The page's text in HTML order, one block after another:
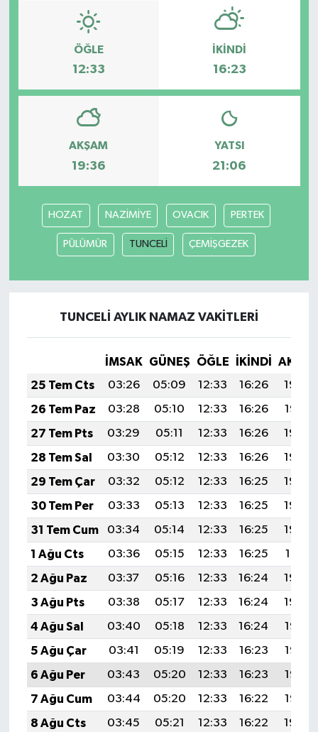
ÖĞLE
12:33
İKINDI
16:23
AKŞAM
19:36
YATSI
21:06
HOZAT NAZİMİYE OVACIK PERTEK
PÜLÜMÜR TUNCELİ ÇEMİŞGEZEK
TUNCELİ AYLIK NAMAZ VAKITLERI
İMSAK GÜNEŞ ÖĞLE İKINDI
25 Tem Cts
03:26 05:09 12:33 16:26
19:48
26 Tem Paz
03:28 05:10 12:33 16:26
19:47
27 Tem Pts
03:29 05:11 12:33 16:26
19:46
28 Tem Sal
03:30 05:12 12:33 16:26
19:45
29 Tem Çar
03:32 05:12 12:33 16:25
19:44
30 Tem Per
03:33 05:13 12:33 16:25
19:43
31 Tem Cum
03:34 05:14 12:33 16:25
19:42
1 Ağu Cts
03:36 05:15 12:33 16:25
19:41
2 Ağu Paz
03:37 05:16 12:33 16:24
19:40
3 Ağu Pts
03:38 05:17 12:33 16:24
19:39
4 Ağu Sal
03:40 05:18 12:33 16:24
19:38
5 Ağu Çar
03:41 05:19 12:33 16:23
19:37
6 Ağu Per
03:43 05:20 12:33 16:23
19:36
7 Ağu Cum
03:44 05:20 12:33 16:22
19:35
8 Ağu Cts
03:45 05:21 12:33 16:22
19:34
Ortaköy
Sungurlu
Uğurludağ
Sağlık